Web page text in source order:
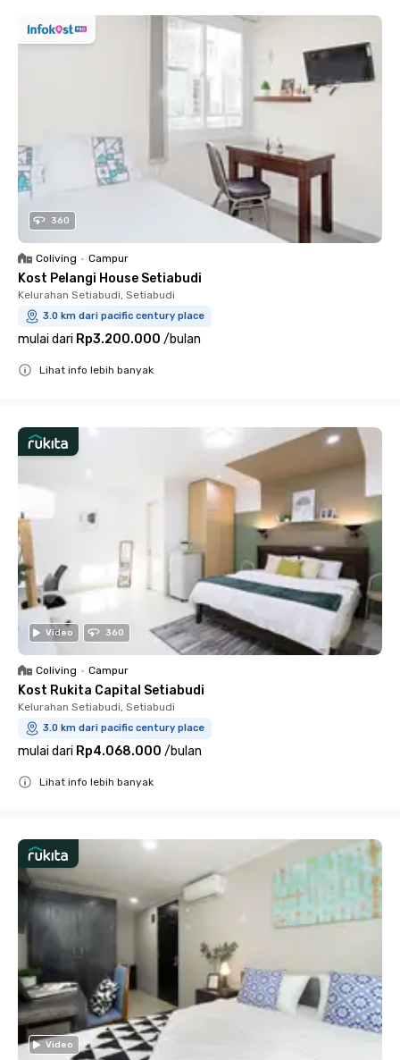
360
Coliving • Campur
Kost Pelangi House Setiabudi
Kelurahan Setiabudi, Setiabudi
3.0 km dari pacific century place
mulai dari Rp3.200.000 /bulan
Lihat info lebih banyak
Video 360
Coliving • Campur
Kost Rukita Capital Setiabudi
Kelurahan Setiabudi, Setiabudi
3.0 km dari pacific century place
mulai dari Rp4.068.000 /bulan
Lihat info lebih banyak
Video